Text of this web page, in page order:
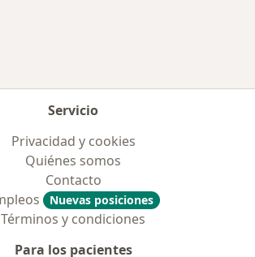
Servicio
Privacidad y cookies
Quiénes somos
Contacto
Nuevas posiciones
Términos y condiciones
Para los pacientes